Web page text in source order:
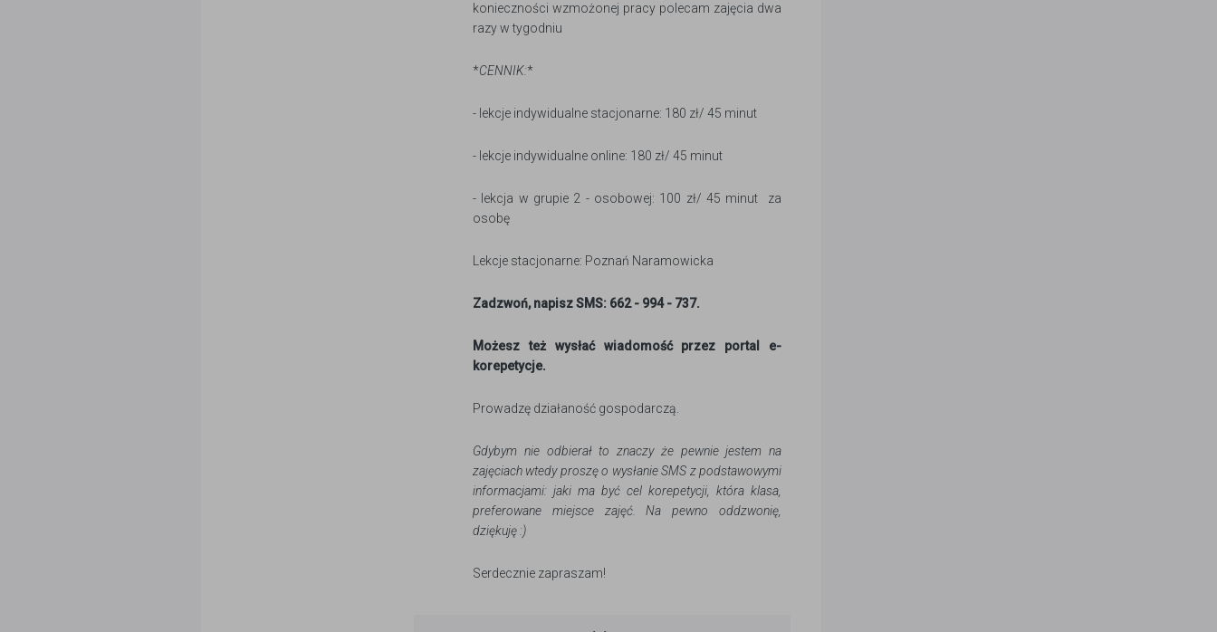
konieczności wzmożonej pracy polecam zajęcia dwa
razy w tygodniu
*CENNIK:*
- lekcje indywidualne stacjonarne: 180 zł/ 45 minut
- lekcje indywidualne online: 180 zł/ 45 minut
- lekcja w grupie 2 - osobowej: 100 zł/ 45 minut za
osobę
Lekcje stacjonarne: Poznań Naramowicka
Zadzwoń, napisz SMS: 662 - 994 - 737.
Możesz też wysłać wiadomość przez portal e-
korepetycje.
Prowadzę działaność gospodarczą.
Gdybym nie odbierał to znaczy że pewnie jestem na
zajęciach wtedy proszę o wysłanie SMS z podstawowymi
informacjami: jaki ma być cel korepetycji, która klasa,
preferowane miejsce zajęć. Na pewno oddzwonię,
dziękuję :)
Serdecznie zapraszam!